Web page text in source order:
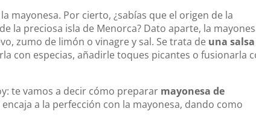
la mayonesa. Por cierto, ¿sabías que el origen de la
la preciosa isla de Menorca? Dato aparte, la
zumo de limón o vinagre y sal. Se trata de una salsa
con especias, añadirle toques picantes o fusionarla
te vamos a decir cómo preparar mayonesa de
a la perfección con la mayonesa, dando como